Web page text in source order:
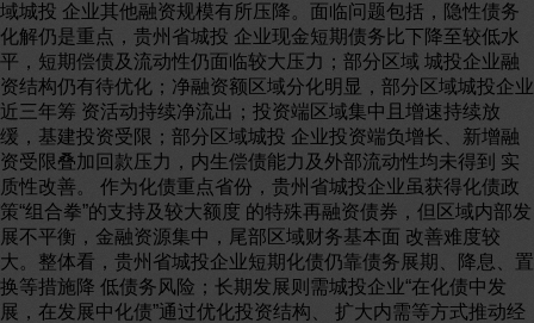
域城投 企业其他融资规模有所压降。面临问题包括，隐性债务
化解仍是重点，贵州省城投 企业现金短期债务比下降至较低水
平，短期偿债及流动性仍面临较大压力；部分区域 城投企业融
资结构仍有待优化；净融资额区域分化明显，部分区域城投企业
近三年筹 资活动持续净流出；投资端区域集中且增速持续放
缓，基建投资受限；部分区域城投 企业投资端负增长、新增融
资受限叠加回款压力，内生偿债能力及外部流动性均未得到 实
质性改善。 作为化债重点省份，贵州省城投企业虽获得化债政
策“组合拳”的支持及较大额度 的特殊再融资债券，但区域内部发
展不平衡，金融资源集中，尾部区域财务基本面 改善难度较
大。整体看，贵州省城投企业短期化债仍靠债务展期、降息、置
换等措施降 低债务风险；长期发展则需城投企业“在化债中发
展，在发展中化债”通过优化投资结构、 扩大内需等方式推动经